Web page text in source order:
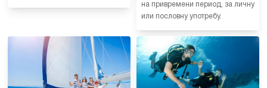
на привремени период, за личну
или пословну употребу.